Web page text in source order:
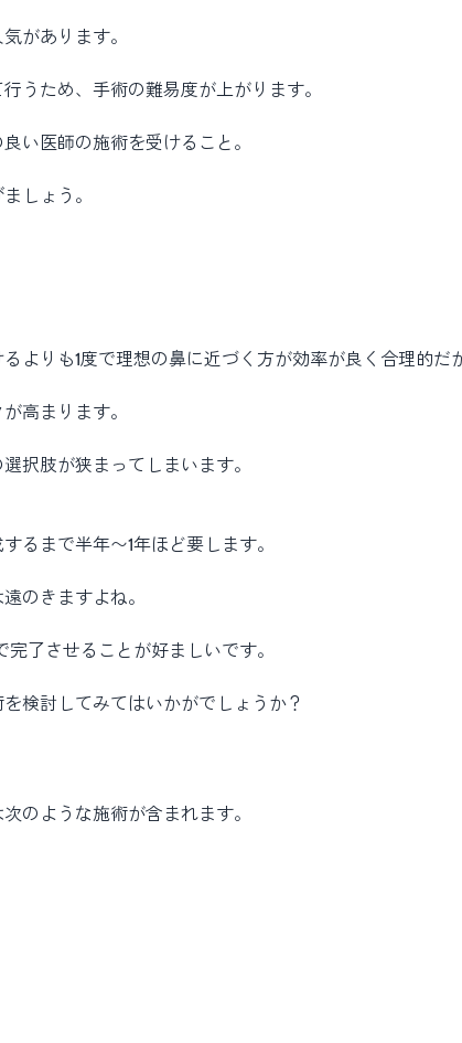
があります。
うため、手術の難易度が上がります。
い医師の施術を受けること。
しょう。
よりも1度で理想の鼻に近づく方が効率が良く合理的だ
高まります。
択肢が狭まってしまいます。
るまで半年〜1年ほど要します。
のきますよね。
了させることが好ましいです。
検討してみてはいかがでしょうか？
のような施術が含まれます。